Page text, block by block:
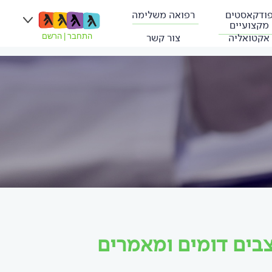
מקצועיים
רפואה משלימה
אקטואליה
צור קשר התחבר הרשם
דומים ומאמרים